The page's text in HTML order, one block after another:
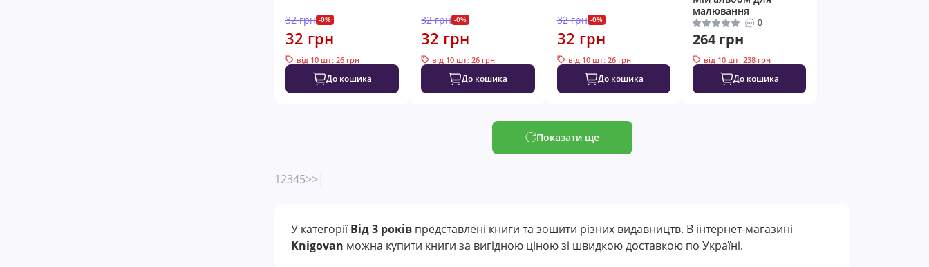
32 грн -0%
32 грн
від 10 шт: 26 грн
До кошика
32 грн -0%
32 грн
від 10 шт: 26 грн
До кошика
32 грн -0%
32 грн
від 10 шт: 26 грн
До кошика
малювання
0
264 грн
від 10 шт: 238 грн
До кошика
Показати ще
12345>>|
У категоріїВід 3 років представлені книги та зошити різних видавництв. В інтернет-магазині
Knigovan можна купити книги за вигідною ціною зі швидкою доставкою по Україні.